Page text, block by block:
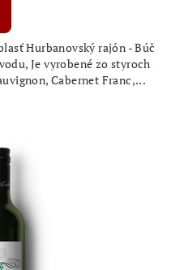
Hurbanovský rajón - Búč
Je vyrobené zo styroch
Cabernet Franc,...